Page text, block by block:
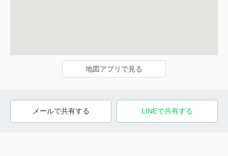
地図アプリで見る
メールで共有する LINEで共有する